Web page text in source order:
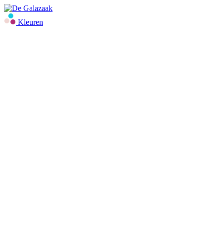
Kleuren